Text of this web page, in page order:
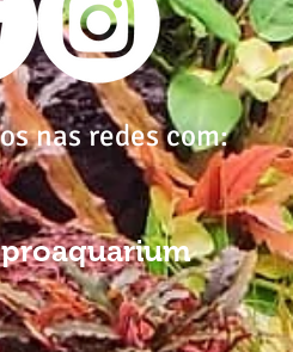
nas redes com:
proaquarium